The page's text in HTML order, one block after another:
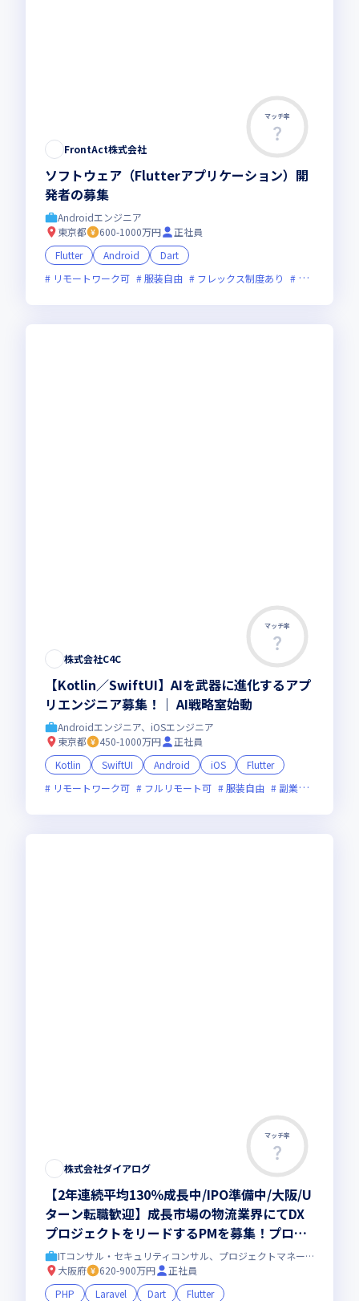
マッチ率
FrontAct株式会社
ソフトウェア（Flutterアプリケーション）開
発者の募集
Androidエンジニア
東京都
600-1000万円
正社員
Flutter
Android
Dart
リモートワーク可
服装自由 フレックス制度あり 新技術に積極
マッチ率
株式会社C4C
【Kotlin／SwiftUI】AIを武器に進化するアプ
リエンジニア募集！｜ AI戦略室始動
Androidエンジニア、iOSエンジニア
東京都
450-1000万円
正社員
Kotlin
SwiftUI Android iOS
Flutter
リモートワーク可
フルリモート可 服装自由 副業可
マッチ率
株式会社ダイアログ
【2年連続平均130％成長中/IPO準備中/大阪/U
ターン転職歓迎】成長市場の物流業界にてDX
プロジェクトをリードするPMを募集！プロジ
ェクトマネジメントだけでなく、チーム長とし
て組織を牽引いただきます！＜フレックス/リ
モートあり＞
ITコンサル・セキュリティコンサル、プロジェクトマネージャー
大阪府
620-900万円
正社員
PHP
Laravel Dart
Flutter